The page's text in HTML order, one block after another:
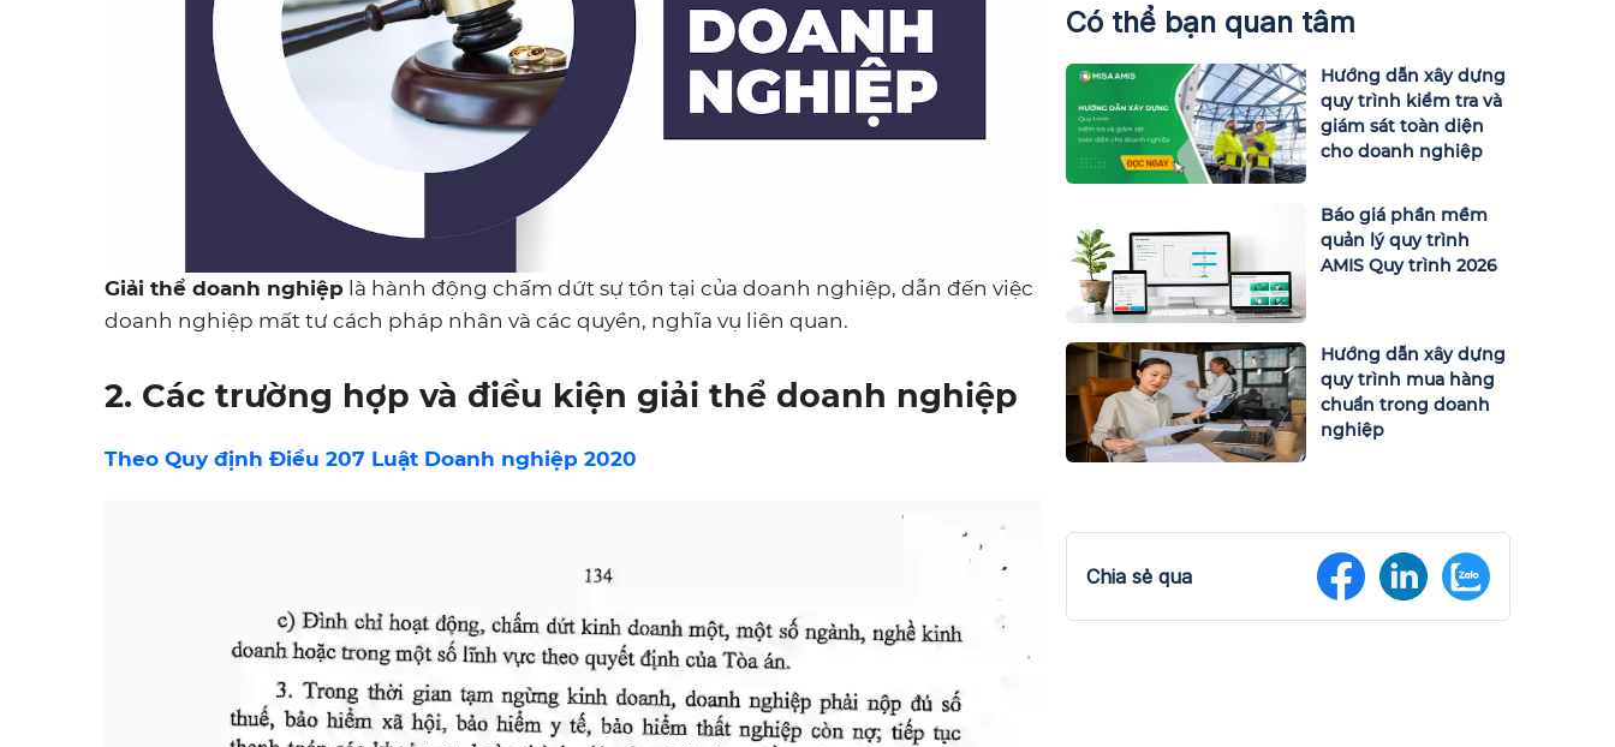
Giải thể doanh nghiệp là hành động chấm dứt sự tồn tại của doanh nghiệp, dẫn đến việc
doanh nghiệp mất tư cách pháp nhân và các quyền, nghĩa vụ liên quan.
2. Các trường hợp và điều kiện giải thể doanh nghiệp
Theo Quy định Điều 207 Luật Doanh nghiệp 2020
Có thể bạn quan tâm
Hướng dẫn xây dựng
quy trình kiểm tra và
giám sát toàn diện
cho doanh nghiệp
Báo giá phần mềm
quản lý quy trình
AMIS Quy trình 2026
Hướng dẫn xây dựng
quy trình mua hàng
chuẩn trong doanh
nghiệp
Chia sẻ qua